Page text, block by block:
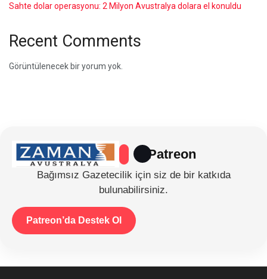
Sahte dolar operasyonu: 2 Milyon Avustralya dolara el konuldu
Recent Comments
Görüntülenecek bir yorum yok.
Patreon
Bağımsız Gazetecilik için siz de bir katkıda
bulunabilirsiniz.
Patreon’da Destek Ol